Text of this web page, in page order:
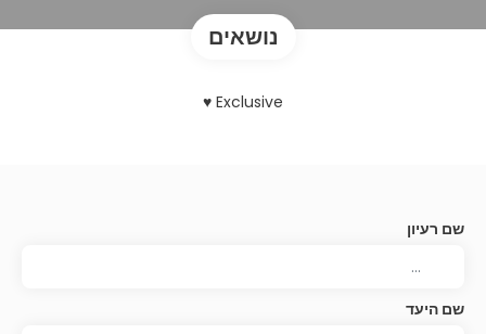
נושאים
Exclusive ♥
שם רעיון
שם היעד